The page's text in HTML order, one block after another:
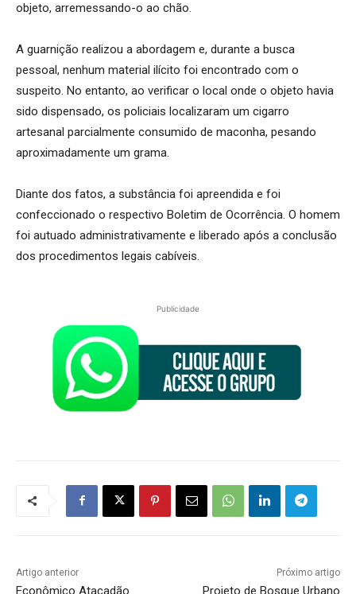
objeto, arremessando-o ao chão.
A guarnição realizou a abordagem e, durante a busca
pessoal, nenhum material ilícito foi encontrado com o
suspeito. No entanto, ao verificar o local onde o objeto havia
sido dispensado, os policiais localizaram um cigarro
artesanal parcialmente consumido de maconha, pesando
aproximadamente um grama.
Diante dos fatos, a substância foi apreendida e foi
confeccionado o respectivo Boletim de Ocorrência. O homem
foi autuado administrativamente e liberado após a conclusão
dos procedimentos legais cabíveis.
Publicidade
Artigo anterior
Econômico Atacadão
Próximo artigo
Projeto de Bosque Urbano